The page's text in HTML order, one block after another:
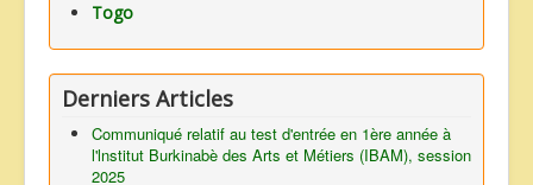
Togo
Derniers Articles
Communiqué relatif au test d'entrée en 1ère année à
l'lnstitut Burkinabè des Arts et Métiers (IBAM), session
2025